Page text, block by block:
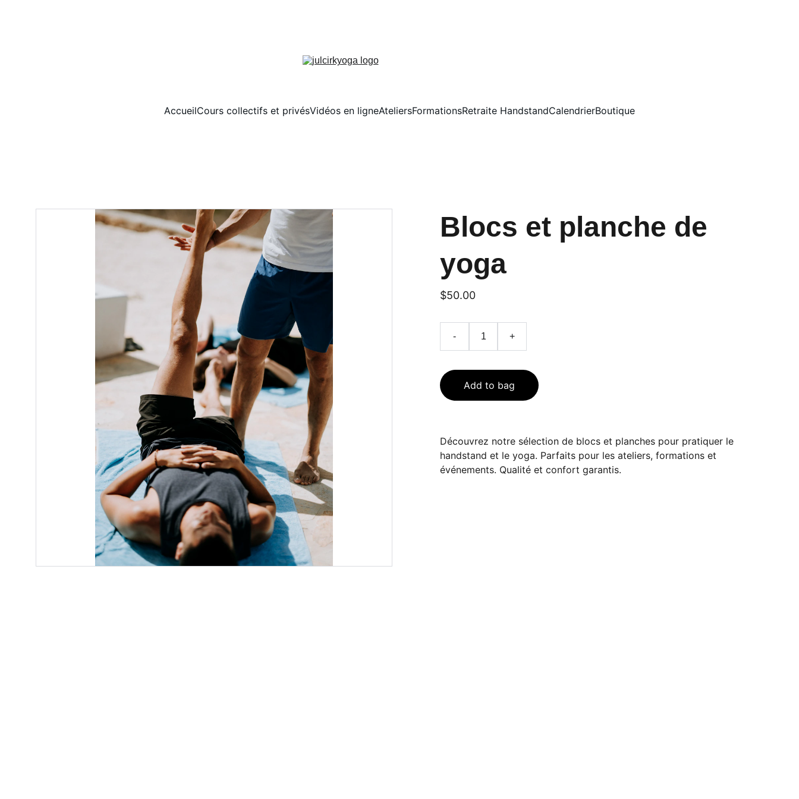
AccueilCours collectifs et privésVidéos en ligneAteliersFormationsRetraite HandstandCalendrierBoutique
Blocs et planche de
yoga
$50.00
- +
Add to bag
Découvrez notre sélection de blocs et planches pour pratiquer le
handstand et le yoga. Parfaits pour les ateliers, formations et
événements. Qualité et confort garantis.